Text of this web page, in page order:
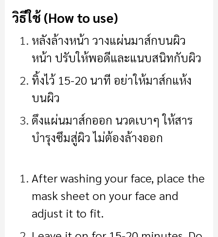
วิธีใช้ (How to use)
หลังล้างหน้า วางแผ่นมาส์กบนผิว
หน้า ปรับให้พอดีและแนบสนิทกับผิว
ทิ้งไว้ 15-20 นาที อย่าให้มาส์กแห้ง
บนผิว
ดึงแผ่นมาส์กออก นวดเบาๆ ให้สาร
บำรุงซึมสู่ผิว ไม่ต้องล้างออก
After washing your face, place the
mask sheet on your face and
adjust it to fit.